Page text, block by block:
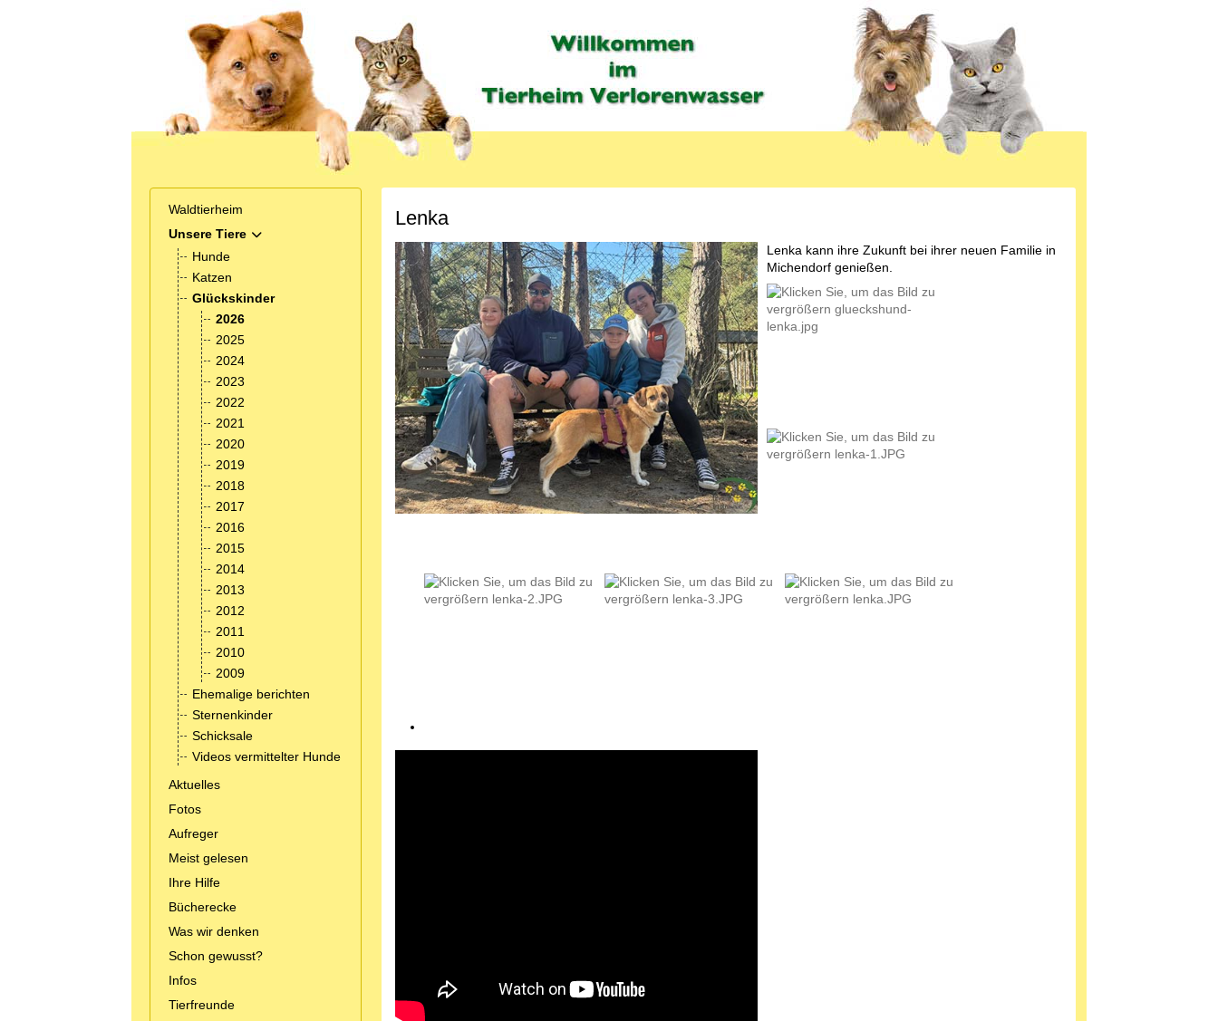
Waldtierheim
Unsere Tiere
MOD_MENU_TOGGLE_SUBMENU_LABEL
Hunde
Katzen
Glückskinder
2026
2025
2024
2023
2022
2021
2020
2019
2018
2017
2016
2015
2014
2013
2012
2011
2010
2009
Ehemalige berichten
Sternenkinder
Schicksale
Videos vermittelter Hunde
Aktuelles
Fotos
Aufreger
Meist gelesen
Ihre Hilfe
Bücherecke
Was wir denken
Schon gewusst?
Infos
Tierfreunde
Lenka
Lenka kann ihre Zukunft bei ihrer neuen Familie in
Michendorf genießen.